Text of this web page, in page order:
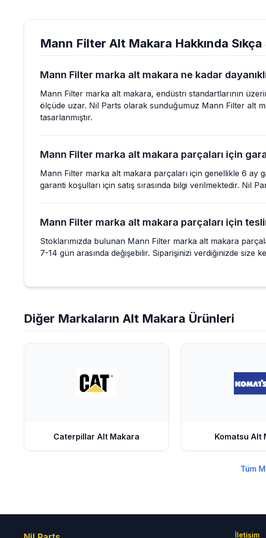
Mann Filter Alt Makara Hakkında
Mann Filter marka alt makara ne kadar
Mann Filter marka alt makara, endüstri standartlarının
ölçüde uzar. Nil Parts olarak sunduğumuz Mann Filter alt
tasarlanmıştır.
Mann Filter marka alt makara parçaları için
Mann Filter marka alt makara parçaları için genellikle 6 ay
garanti koşulları için satış sırasında bilgi verilmektedir. Nil
Mann Filter marka alt makara parçaları için
Stoklarımızda bulunan Mann Filter marka alt makara
7-14 gün arasında değişebilir. Siparişinizi verdiğinizde size
Diğer Markaların Alt Makara Ürünleri
Caterpillar Alt Makara Komatsu Alt
Tüm
İletişim